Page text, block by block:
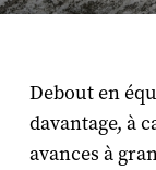
Debout en
davantage, à
avances à